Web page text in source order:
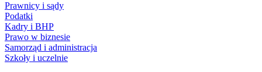
Prawnicy i sądy
Podatki
Kadry i BHP
Prawo w biznesie
Samorząd i administracja
Szkoły i uczelnie